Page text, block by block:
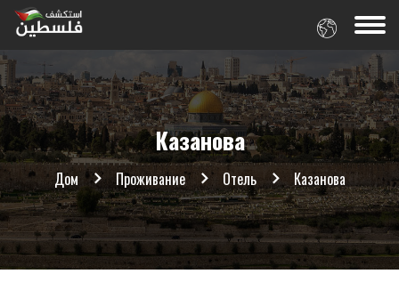
Казанова
Дом Проживание Отель Казанова